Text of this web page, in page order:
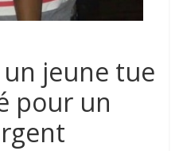
un jeune tue
pour un